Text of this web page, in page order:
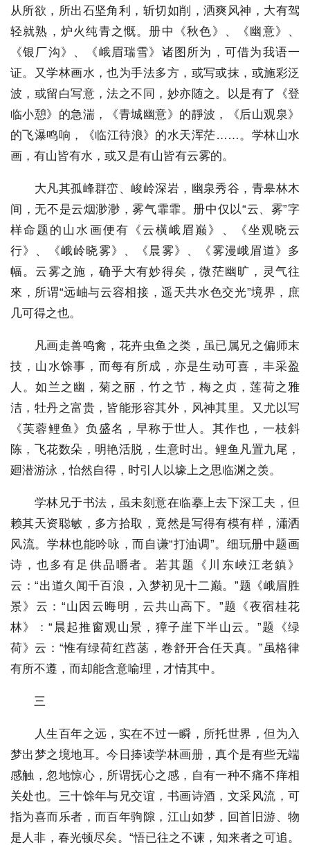
从所欲，所出石坚角利，斩切如削，洒爽风神，大有驾
轻就熟，炉火纯青之慨。册中《秋色》、《幽意》、
《银厂沟》、《峨眉瑞雪》诸图所为，可借为我语一
证。又学林画水，也为手法多方，或写或抹，或施彩泛
波，或留白写意，法之不同，妙亦随之。以是有了《登
临小憩》的急湍，《青城幽意》的靜波，《后山观泉》
的飞瀑鸣响，《临江待浪》的水天浑茫……。学林山水
画，有山皆有水，或又是有山皆有云雾的。
大凡其孤峰群峦、峻岭深岩，幽泉秀谷，青皋林木
间，无不是云烟渺渺，雾气霏霏。册中仅以“云、雾”字
样命题的山水画便有《云橫峨眉巅》、《坐观晓云
行》、《峨岭晓雾》、《晨雾》、《雾漫峨眉道》多
幅。云雾之施，确乎大有妙得矣，微茫幽旷，灵气往
來，所谓“远岫与云容相接，遥天共水色交光”境界，庶
几可得之也。
凡画走兽鸣禽，花卉虫鱼之类，虽已属兄之偏师末
技，山水馀事，而每有所成，亦是生动可喜，丰采盈
人。如兰之幽，菊之丽，竹之节，梅之贞，莲荷之雅
洁，牡丹之富贵，皆能形容其外，风神其里。又尤以写
《芙蓉鲤鱼》负盛名，早称于世人。其作也，一枝斜
陈，飞花数朵，明艳活脱，生意时出。鲤鱼凡置九尾，
廻潜游泳，怡然自得，时引人以壕上之思临渊之羡。
学林兄于书法，虽未刻意在临摹上去下深工夫，但
赖其天资聪敏，多方拾取，竟然是写得有模有样，瀟洒
风流。学林也能吟咏，而自谦“打油调”。细玩册中题画
诗，也多有足供品嚼者。若其题《川东峽江老鎮》
云：“出道久闻千百浪，入梦初见十二巅。”题《峨眉胜
景》云：“山因云晦明，云共山高下。”题《夜宿桂花
林》：“晨起推窗观山景，獐子崖下半山云。”题《绿
荷》云：“惟有绿荷红蓞菡，卷舒开合任天真。”虽格律
有所不遵，而却能含意喻理，才情其中。
三
人生百年之远，实在不过一瞬，所托世界，但为入
梦出梦之境地耳。今日捧读学林画册，真个是有些无端
感触，忽地惊心，所谓抚心之感，自有一种不痛不痒相
关处也。三十馀年与兄交谊，书画诗酒，文采风流，可
指为喜而乐者，而百年驹隙，江山如梦，回首旧游、物
是人非，春光顿尽矣。“悟已往之不谏，知来者之可追。